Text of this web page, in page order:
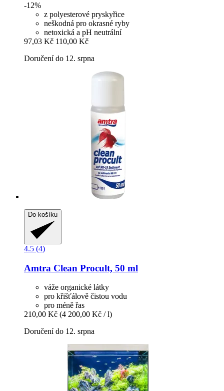
-12%
z polyesterové pryskyřice
neškodná pro okrasné ryby
netoxická a pH neutrální
97,03 Kč 110,00 Kč
Doručení do 12. srpna
Do košíku
4.5 (4)
Amtra Clean Procult, 50 ml
váže organické látky
pro křišťálově čistou vodu
pro méně řas
210,00 Kč (4 200,00 Kč / l)
Doručení do 12. srpna